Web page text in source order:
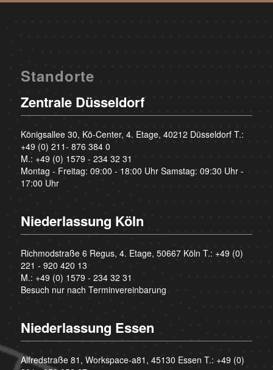
Standorte
Zentrale Düsseldorf
Königsallee 30, Kö-Center, 4. Etage, 40212 Düsseldorf T.:
+49 (0) 211- 876 384 0
M.: +49 (0) 1579 - 234 32 31
Montag - Freitag: 09:00 - 18:00 Uhr Samstag: 09:30 Uhr -
17:00 Uhr
Niederlassung Köln
Richmodstraße 6 Regus, 4. Etage, 50667 Köln T.: +49 (0)
221 - 920 420 13
M.: +49 (0) 1579 - 234 32 31
Besuch nur nach Terminvereinbarung
Niederlassung Essen
Alfredstraße 81, Workspace-a81, 45130 Essen T.: +49 (0)